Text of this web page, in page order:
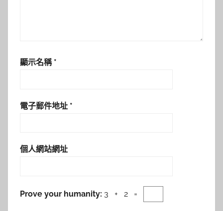
顯示名稱 *
電子郵件地址 *
個人網站網址
Prove your humanity: 3 + 2 =